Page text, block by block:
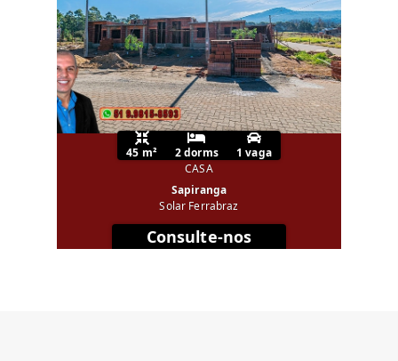
45 m² 2 dorms
1 vaga
CASA
Sapiranga
Solar Ferrabraz
Consulte-nos